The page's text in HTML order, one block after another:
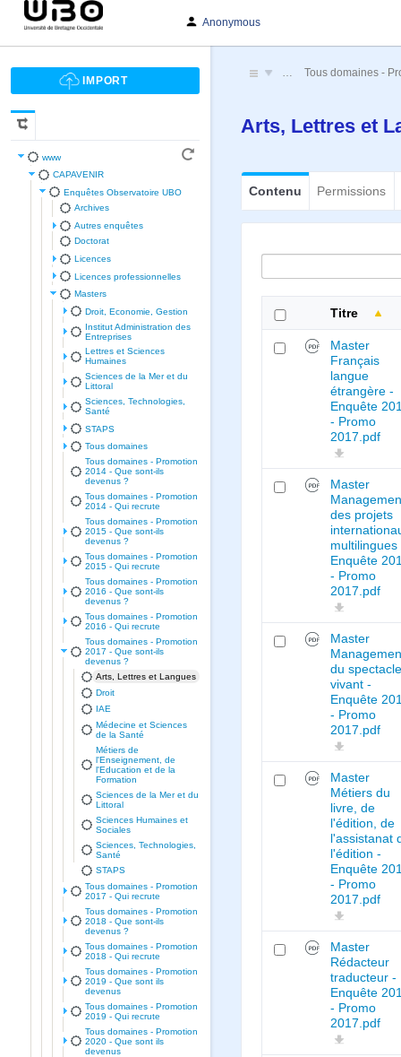
Anonymous
www
CAPAVENIR
Enquêtes Observatoire UBO
Archives
Autres enquêtes
Doctorat
Licences
Licences professionnelles
Masters
Droit, Economie, Gestion
Institut Administration des
Entreprises
Lettres et Sciences
Humaines
Sciences de la Mer et du
Littoral
Sciences, Technologies,
Santé
STAPS
Tous domaines
Tous domaines - Promotion
2014 - Que sont-ils
devenus ?
Tous domaines - Promotion
2014 - Qui recrute
Tous domaines - Promotion
2015 - Que sont-ils
devenus ?
Tous domaines - Promotion
2015 - Qui recrute
Tous domaines - Promotion
2016 - Que sont-ils
devenus ?
Tous domaines - Promotion
2016 - Qui recrute
Tous domaines - Promotion
2017 - Que sont-ils
devenus ?
Arts, Lettres et Langues
Droit
IAE
Médecine et Sciences
de la Santé
Métiers de
l'Enseignement, de
l'Education et de la
Formation
Sciences de la Mer et du
Littoral
Sciences Humaines et
Sociales
Sciences, Technologies,
Santé
STAPS
Tous domaines - Promotion
2017 - Qui recrute
Tous domaines - Promotion
2018 - Que sont-ils
devenus ?
Tous domaines - Promotion
2018 - Qui recrute
Tous domaines - Promotion
2019 - Que sont ils
devenus
Tous domaines - Promotion
2019 - Qui recrute
Tous domaines - Promotion
2020 - Que sont ils
devenus
… Tous domaines -
Arts, Lettres et
Contenu Permissions
Titre
Master
Français
langue
étrangère -
Enquête
- Promo
2017.pdf
Master
des projets
multilingues
Enquête
- Promo
2017.pdf
Master
du
vivant -
Enquête
- Promo
2017.pdf
Master
Métiers du
livre, de
l'édition, de
l'assistanat
l'édition -
Enquête
- Promo
2017.pdf
Master
Rédacteur
traducteur -
Enquête
- Promo
2017.pdf